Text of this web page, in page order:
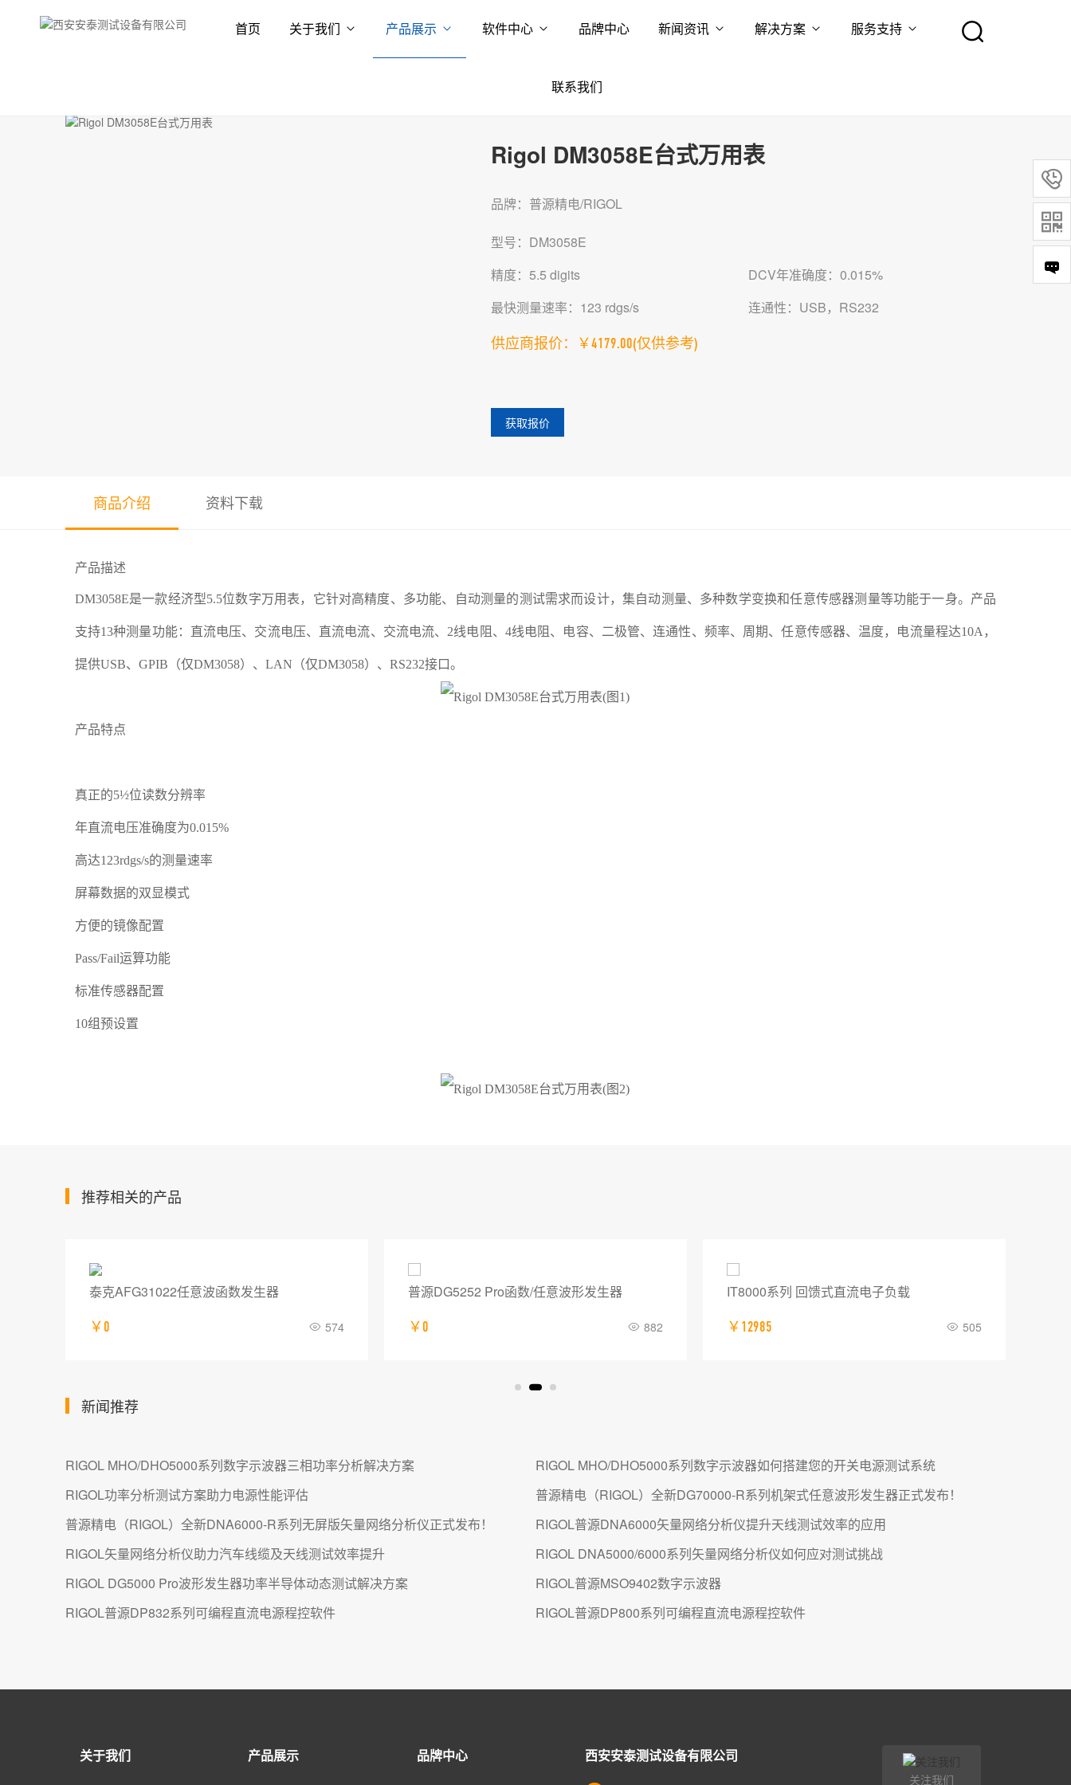
首页 关于我们 产品展示 软件中心 品牌中心 新闻资讯 解决方案 服务支持
联系我们
Rigol DM3058E台式万用表
品牌：普源精电/RIGOL
型号：DM3058E
精度：5.5 digits
DCV年准确度：0.015%
最快测量速率：123 rdgs/s
连通性：USB，RS232
供应商报价：￥4179.00(仅供参考)
获取报价
商品介绍 资料下载
产品描述
DM3058E是一款经济型5.5位数字万用表，它针对高精度、多功能、自动测量的测试需求而设计，集自动测量、多种数学变换和任意传感器测量等功能于一身。产品
支持13种测量功能：直流电压、交流电压、直流电流、交流电流、2线电阻、4线电阻、电容、二极管、连通性、频率、周期、任意传感器、温度，电流量程达10A，
提供USB、GPIB（仅DM3058）、LAN（仅DM3058）、RS232接口。
产品特点
真正的5½位读数分辨率
年直流电压准确度为0.015%
高达123rdgs/s的测量速率
屏幕数据的双显模式
方便的镜像配置
Pass/Fail运算功能
标准传感器配置
10组预设置
推荐相关的产品
泰克AFG31022任意波函数发生器
￥0 574
普源DG5252 Pro函数/任意波形发生器
￥0 882
IT8000系列 回馈式直流电子负载
￥12985 505
新闻推荐
RIGOL MHO/DHO5000系列数字示波器三相功率分析解决方案
RIGOL MHO/DHO5000系列数字示波器如何搭建您的开关电源测试系统
RIGOL功率分析测试方案助力电源性能评估
普源精电（RIGOL）全新DG70000-R系列机架式任意波形发生器正式发布！
普源精电（RIGOL）全新DNA6000-R系列无屏版矢量网络分析仪正式发布！
RIGOL普源DNA6000矢量网络分析仪提升天线测试效率的应用
RIGOL矢量网络分析仪助力汽车线缆及天线测试效率提升
RIGOL DNA5000/6000系列矢量网络分析仪如何应对测试挑战
RIGOL DG5000 Pro波形发生器功率半导体动态测试解决方案
RIGOL普源MSO9402数字示波器
RIGOL普源DP832系列可编程直流电源程控软件
RIGOL普源DP800系列可编程直流电源程控软件
关于我们 产品展示 品牌中心 西安安泰测试设备有限公司
关注我们

